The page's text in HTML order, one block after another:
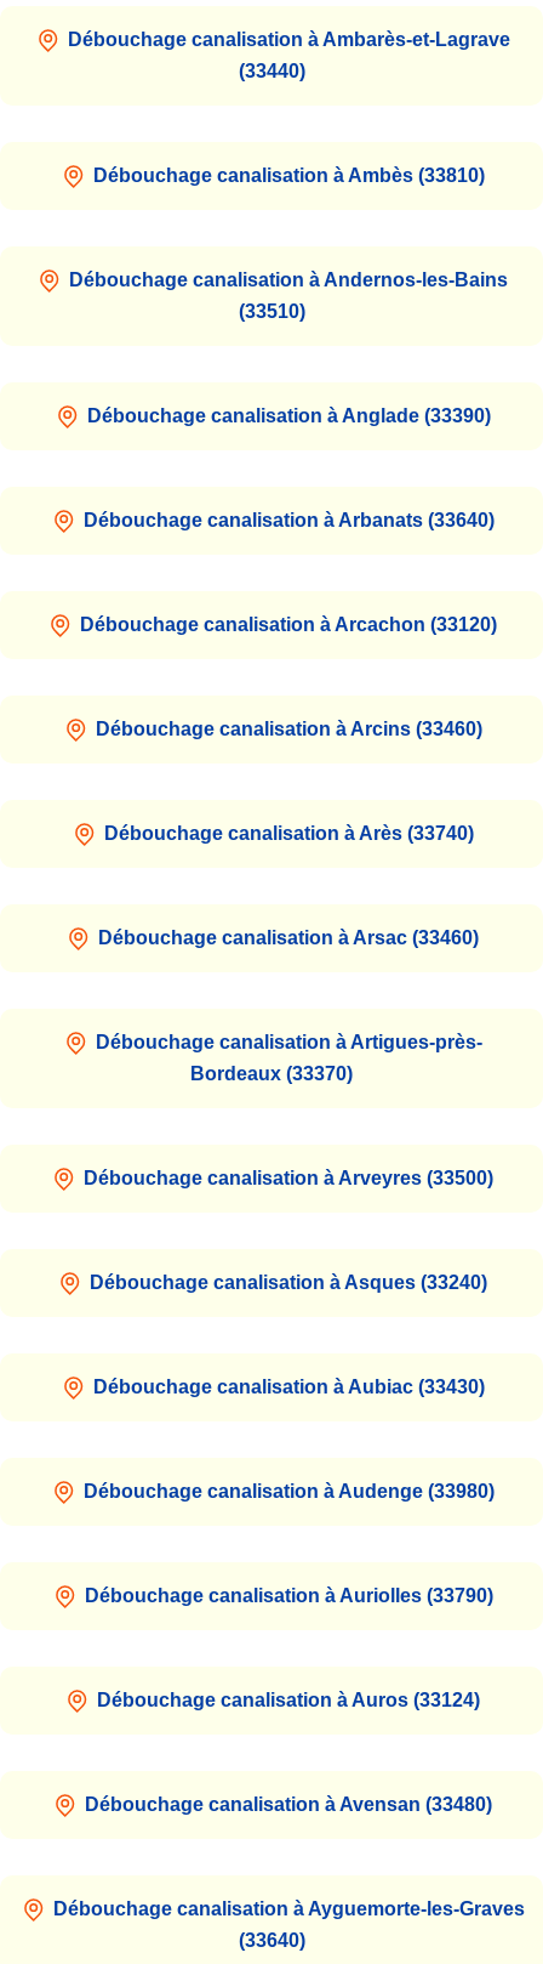
Débouchage canalisation à Ambarès-et-Lagrave
(33440)
Débouchage canalisation à Ambès (33810)
Débouchage canalisation à Andernos-les-Bains
(33510)
Débouchage canalisation à Anglade (33390)
Débouchage canalisation à Arbanats (33640)
Débouchage canalisation à Arcachon (33120)
Débouchage canalisation à Arcins (33460)
Débouchage canalisation à Arès (33740)
Débouchage canalisation à Arsac (33460)
Débouchage canalisation à Artigues-près-
Bordeaux (33370)
Débouchage canalisation à Arveyres (33500)
Débouchage canalisation à Asques (33240)
Débouchage canalisation à Aubiac (33430)
Débouchage canalisation à Audenge (33980)
Débouchage canalisation à Auriolles (33790)
Débouchage canalisation à Auros (33124)
Débouchage canalisation à Avensan (33480)
Débouchage canalisation à Ayguemorte-les-Graves
(33640)